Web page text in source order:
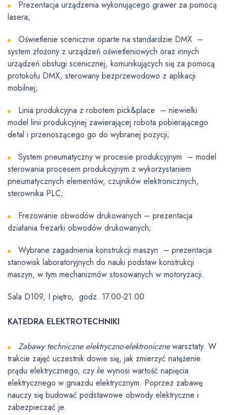
Prezentacja urządzenia wykonującego grawer za pomocą
lasera;
Oświetlenie sceniczne oparte na standardzie DMX –
system złożony z urządzeń oświetleniowych oraz innych
urządzeń obsługi scenicznej, komunikujących się za pomocą
protokołu DMX, sterowany bezprzewodowo z aplikacji
mobilnej;
Linia produkcyjna z robotem pick&place – niewielki
model linii produkcyjnej zawierającej robota pobierającego
detal i przenoszącego go do wybranej pozycji;
System pneumatyczny w procesie produkcyjnym – model
sterowania procesem produkcyjnym z wykorzystaniem
pneumatycznych elementów, czujników elektronicznych,
sterownika PLC;
Frezowanie obwodów drukowanych – prezentacja
działania frezarki obwodów drukowanych;
Wybrane zagadnienia konstrukcji maszyn – prezentacja
stanowisk laboratoryjnych do nauki podstaw konstrukcji
maszyn, w tym mechanizmów stosowanych w motoryzacji.
Sala D109, I piętro, godz. 17.00-21.00
KATEDRA ELEKTROTECHNIKI
Zabawy techniczne elektryczno-elektronicznewarsztaty. W
trakcie zajęć uczestnik dowie się, jak zmierzyć natężenie
prądu elektrycznego, czy ile wynosi wartość napięcia
elektrycznego w gniazdu elektrycznym. Poprzez zabawę
nauczy się budować podstawowe obwody elektryczne i
zabezpieczać je.